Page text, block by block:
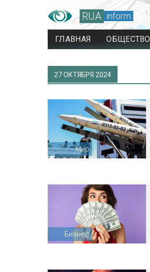
RUA inform
ГЛАВНАЯ ОБЩЕСТВО
27 ОКТЯБРЯ 2024
Мир
Бизнес